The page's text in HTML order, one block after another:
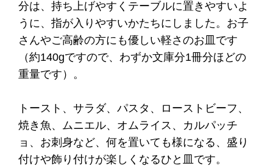
分は、持ち上げやすくテーブルに置きやすいよ
うに、指が入りやすいかたちにしました。お子
さんやご高齢の方にも優しい軽さのお皿です
（約140gですので、わずか文庫分1冊分ほどの
重量です）。
トースト、サラダ、パスタ、ローストビーフ、
焼き魚、ムニエル、オムライス、カルパッチ
ョ、お刺身など、何を置いても様になる、盛り
付けや飾り付けが楽しくなるひと皿です。